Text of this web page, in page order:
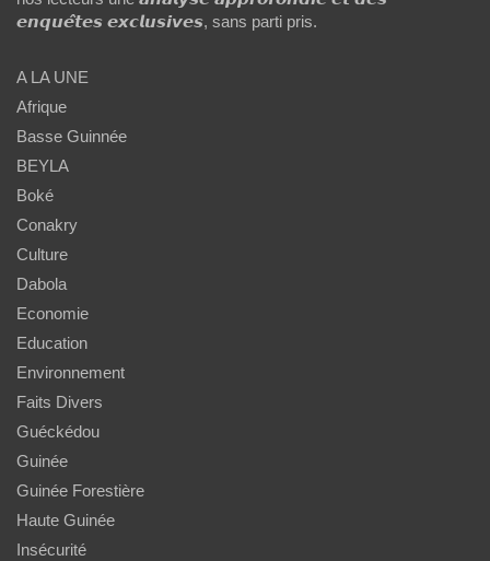
𝙚𝙣𝙦𝙪𝙚̂𝙩𝙚𝙨 𝙚𝙭𝙘𝙡𝙪𝙨𝙞𝙫𝙚𝙨, sans parti pris.
A LA UNE
Afrique
Basse Guinnée
BEYLA
Boké
Conakry
Culture
Dabola
Economie
Education
Environnement
Faits Divers
Guéckédou
Guinée
Guinée Forestière
Haute Guinée
Insécurité